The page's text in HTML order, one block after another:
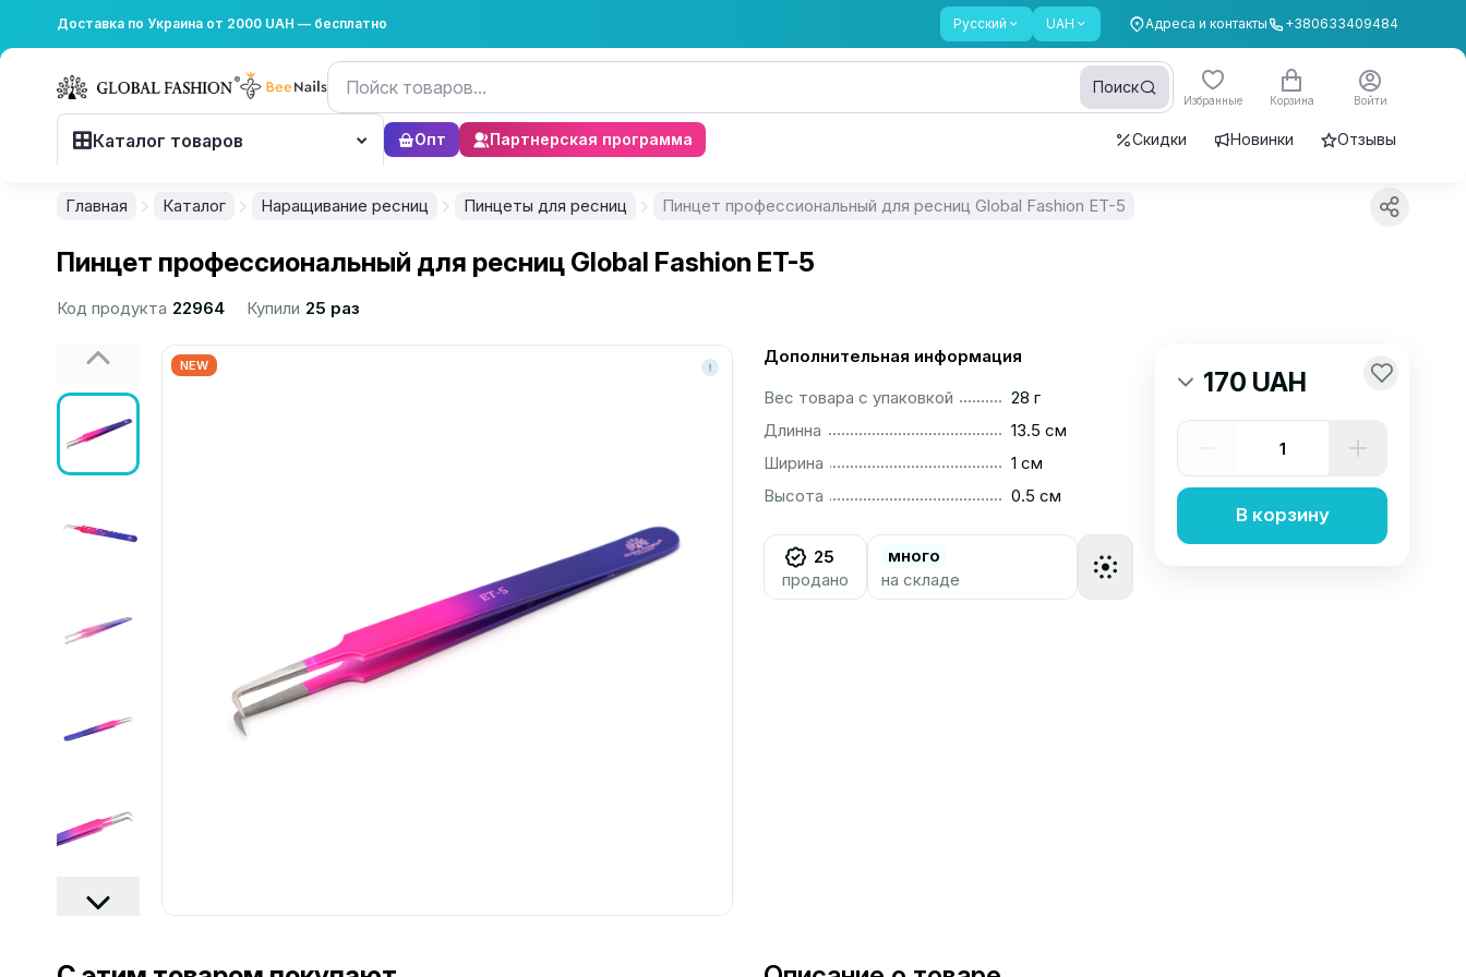
Доставка по Украина от 2000 UAH — бесплатно Русский UAH Адреса и контакты +380633409484
Поиск
Избранные Корзина Войти
Каталог товаров Опт Партнерская программа Скидки Новинки Отзывы
Главная Каталог Наращивание ресниц Пинцеты для ресниц Пинцет профессиональный для ресниц Global Fashion ET-5
Пинцет профессиональный для ресниц Global Fashion ET-5
Код продукта 22964 Купили 25 раз
NEW
Дополнительная информация
Вес товара с упаковкой
...................................................................................................................................................................................................................................... 28 г
Длинна
...................................................................................................................................................................................................................................... 13.5 см
Ширина
...................................................................................................................................................................................................................................... 1 см
Высота
...................................................................................................................................................................................................................................... 0.5 см
25
продано
много
на складе
170 UAH
В корзину